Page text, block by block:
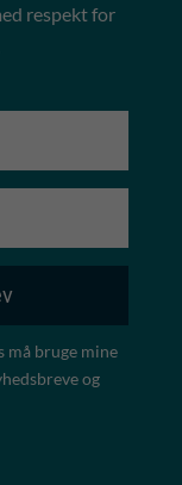
respekt for
må bruge mine
og